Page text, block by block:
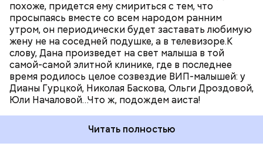
похоже, придется ему смириться с тем, что
просыпаясь вместе со всем народом ранним
утром, он периодически будет заставать любимую
жену не на соседней подушке, а в телевизоре.К
слову, Дана произведет на свет малыша в той
самой-самой элитной клинике, где в последнее
время родилось целое созвездие ВИП-малышей: у
Дианы Гурцкой, Николая Баскова, Ольги Дроздовой,
Юли Началовой…Что ж, подождем аиста!
Читать полностью